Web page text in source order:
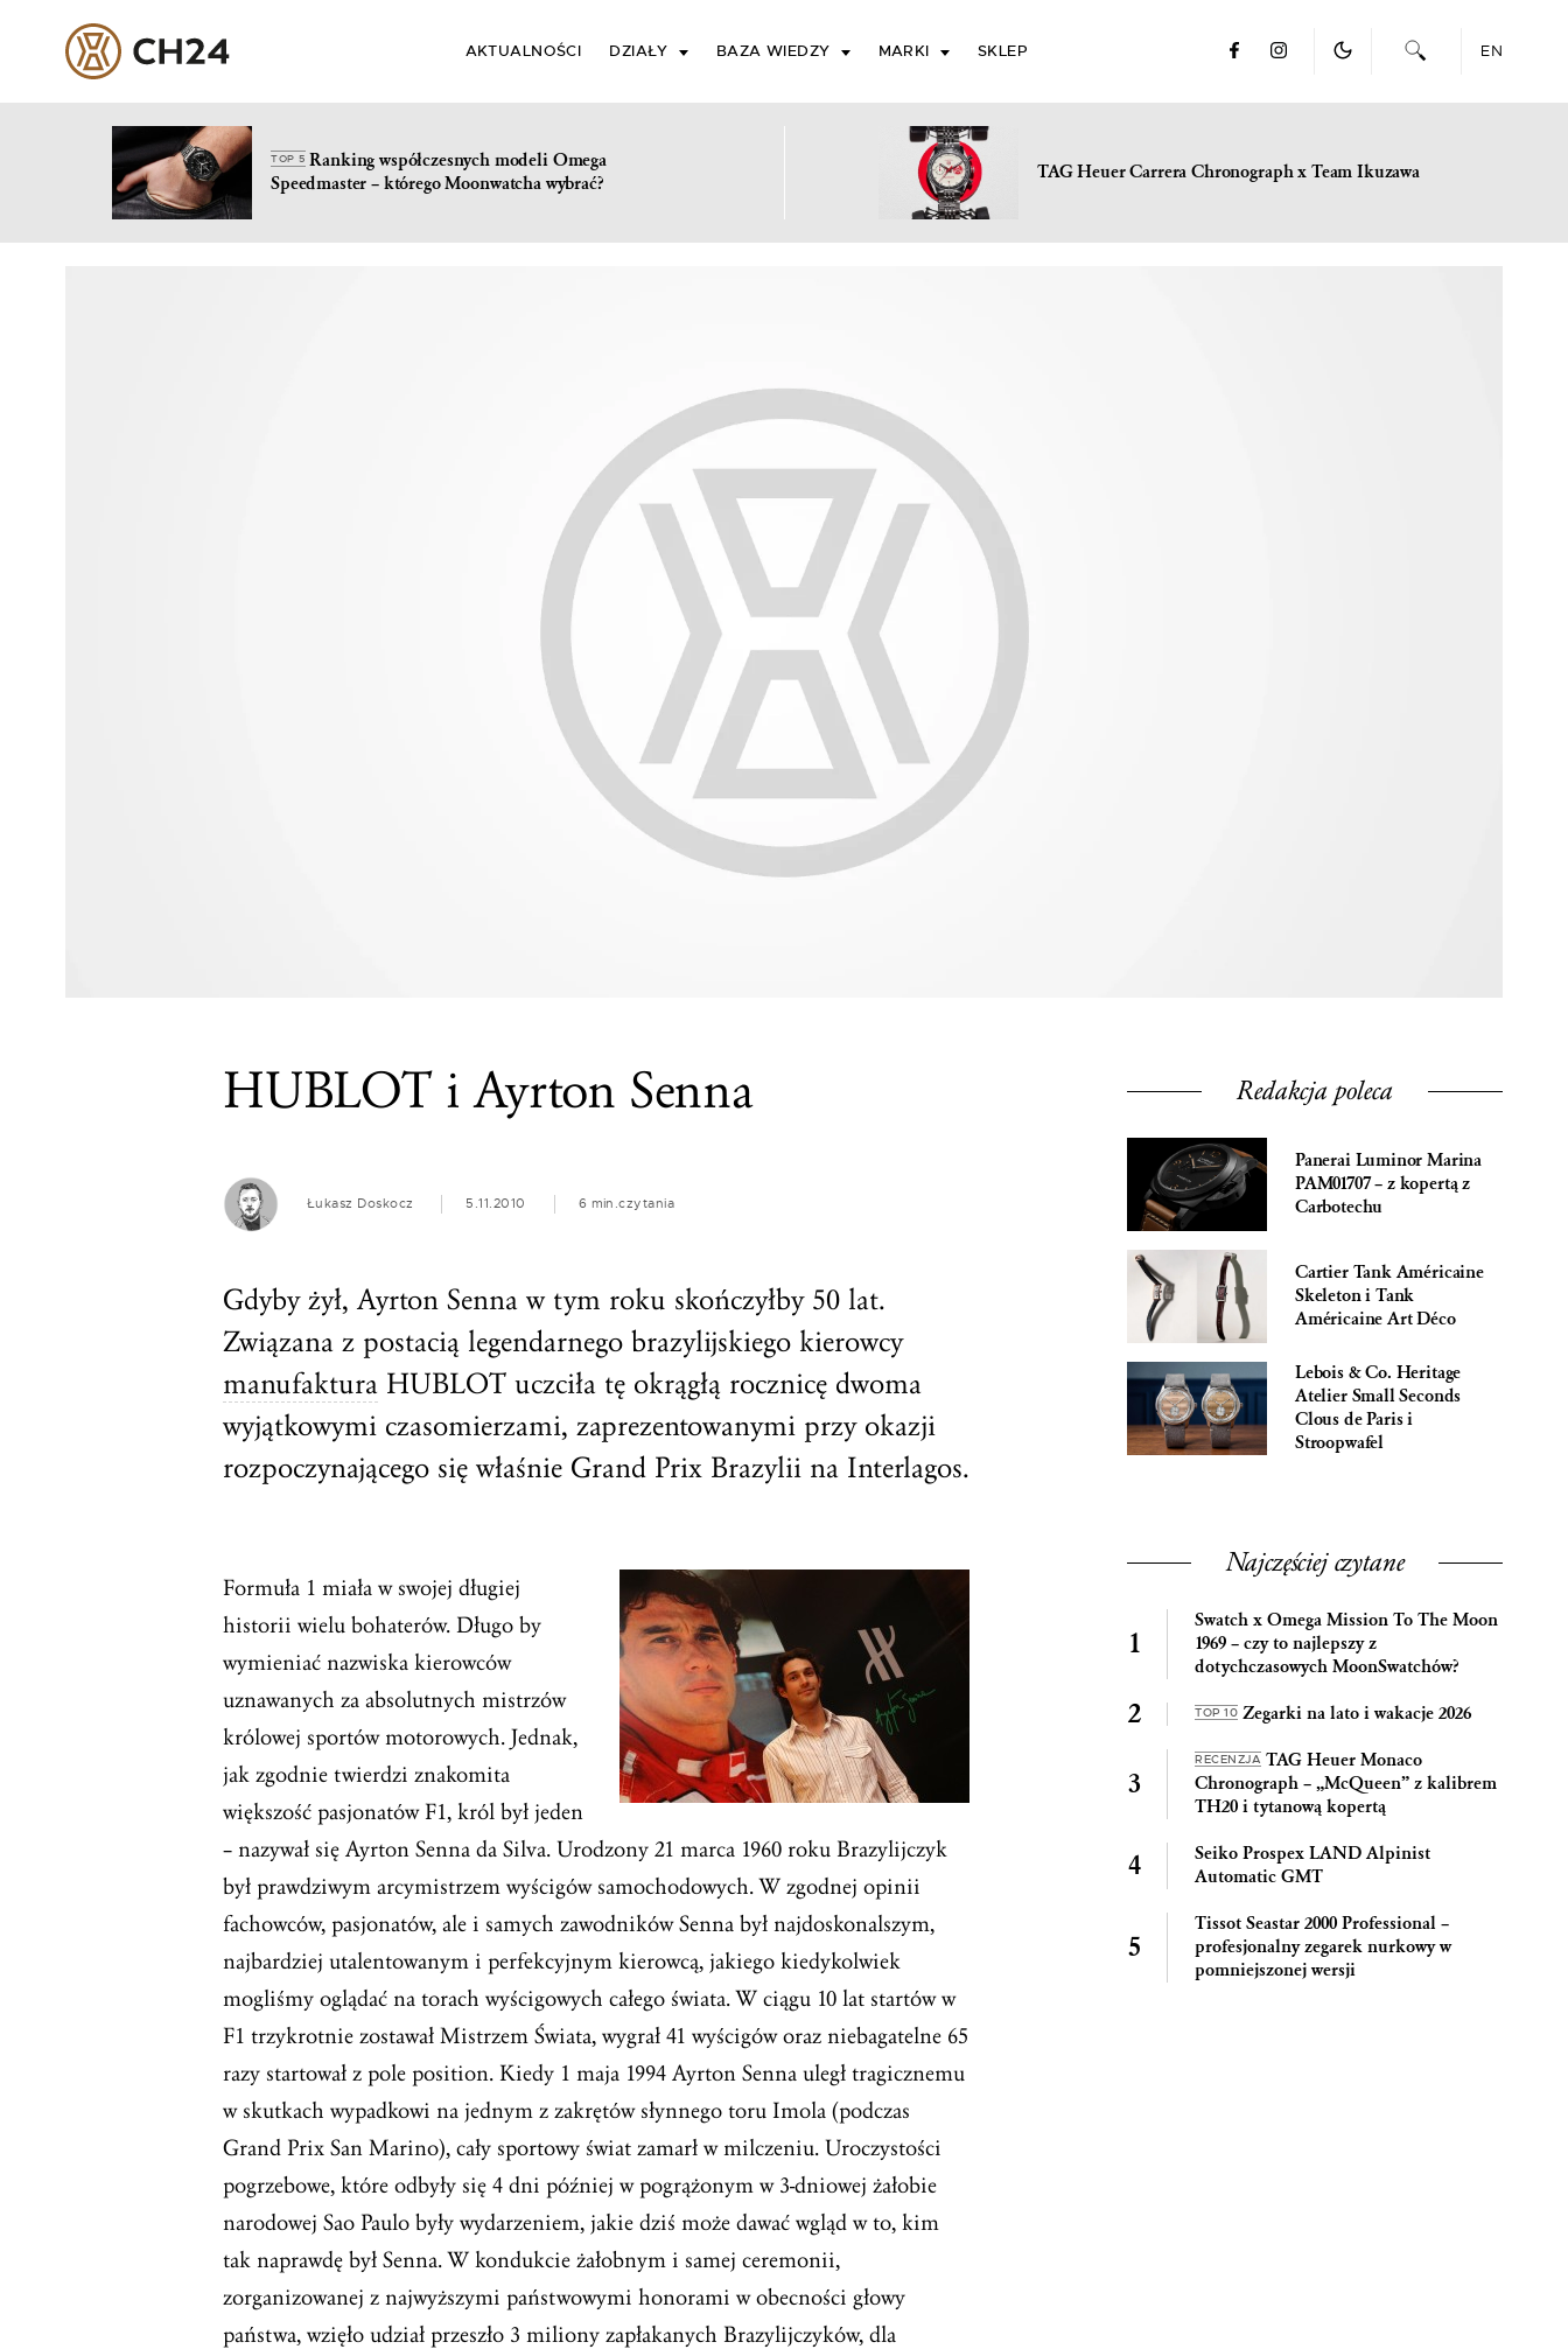
AKTUALNOŚCI DZIAŁY BAZA WIEDZY MARKI SKLEP EN
TOP 5Ranking współczesnych modeli Omega
Speedmaster – którego Moonwatcha wybrać?
TAG Heuer Carrera Chronograph x Team Ikuzawa
HUBLOT i Ayrton Senna
Łukasz Doskocz 5.11.2010 6 min.czytania
Gdyby żył, Ayrton Senna w tym roku skończyłby 50 lat.
Związana z postacią legendarnego brazylijskiego kierowcy
manufaktura HUBLOT uczciła tę okrągłą rocznicę dwoma
wyjątkowymi czasomierzami, zaprezentowanymi przy okazji
rozpoczynającego się właśnie Grand Prix Brazylii na Interlagos.
Formuła 1 miała w swojej długiej
historii wielu bohaterów. Długo by
wymieniać nazwiska kierowców
uznawanych za absolutnych mistrzów
królowej sportów motorowych. Jednak,
jak zgodnie twierdzi znakomita
większość pasjonatów F1, król był jeden
– nazywał się Ayrton Senna da Silva. Urodzony 21 marca 1960 roku Brazylijczyk
był prawdziwym arcymistrzem wyścigów samochodowych. W zgodnej opinii
fachowców, pasjonatów, ale i samych zawodników Senna był najdoskonalszym,
najbardziej utalentowanym i perfekcyjnym kierowcą, jakiego kiedykolwiek
mogliśmy oglądać na torach wyścigowych całego świata. W ciągu 10 lat startów w
F1 trzykrotnie zostawał Mistrzem Świata, wygrał 41 wyścigów oraz niebagatelne 65
razy startował z pole position. Kiedy 1 maja 1994 Ayrton Senna uległ tragicznemu
w skutkach wypadkowi na jednym z zakrętów słynnego toru Imola (podczas
Grand Prix San Marino), cały sportowy świat zamarł w milczeniu. Uroczystości
pogrzebowe, które odbyły się 4 dni później w pogrążonym w 3-dniowej żałobie
narodowej Sao Paulo były wydarzeniem, jakie dziś może dawać wgląd w to, kim
tak naprawdę był Senna. W kondukcie żałobnym i samej ceremonii,
zorganizowanej z najwyższymi państwowymi honorami w obecności głowy
państwa, wzięło udział przeszło 3 miliony zapłakanych Brazylijczyków, dla
Redakcja poleca
Panerai Luminor Marina
PAM01707 – z kopertą z
Carbotechu
Cartier Tank Américaine
Skeleton i Tank
Américaine Art Déco
Lebois & Co. Heritage
Atelier Small Seconds
Clous de Paris i
Stroopwafel
Najczęściej czytane
Swatch x Omega Mission To The Moon
1969 – czy to najlepszy z
dotychczasowych MoonSwatchów?
TOP 10 Zegarki na lato i wakacje 2026
RECENZJA TAG Heuer Monaco
Chronograph – „McQueen” z kalibrem
TH20 i tytanową kopertą
Seiko Prospex LAND Alpinist
Automatic GMT
Tissot Seastar 2000 Professional –
profesjonalny zegarek nurkowy w
pomniejszonej wersji